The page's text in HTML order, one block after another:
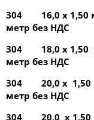
304 16,0 х
метр без НДС
304 18,0 х
метр без НДС
304 20,0 х
метр без НДС
304 20,0 х